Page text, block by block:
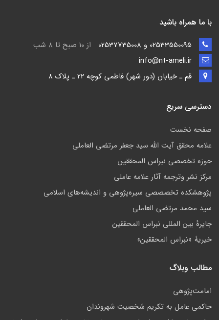
با ما همراه باشید
از ۱۰ صبح تا ۸ شب
قم ـ خيابان (دور شهر) فاطمي كوچه 22 ـ پلاک 8
دسترسی سریع
صفحه نخست
علامه محقق آیت الله سید جعفر مرتضی العاملی
حوزه تخصصی نبراس المحققین
مركز نشر وترجمه آثار علامه عاملی
پژوهشكده تخصصصى سیره‌پژوهی و اندیشه‌های اسلامی
سید محمد مرتضی العاملی
جايرهٔ بین المللی نبراس المحققین
خيريهٔ «نبراس المحققين»
مطالب وبلاگ
امامت‌پژوهى
حاکمى عامل به تکريم شخصيت شهروندان